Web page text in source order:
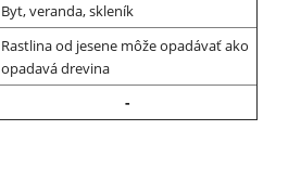
Byt, veranda, skleník
Rastlina od jesene môže opadávať ako
opadavá drevina
-